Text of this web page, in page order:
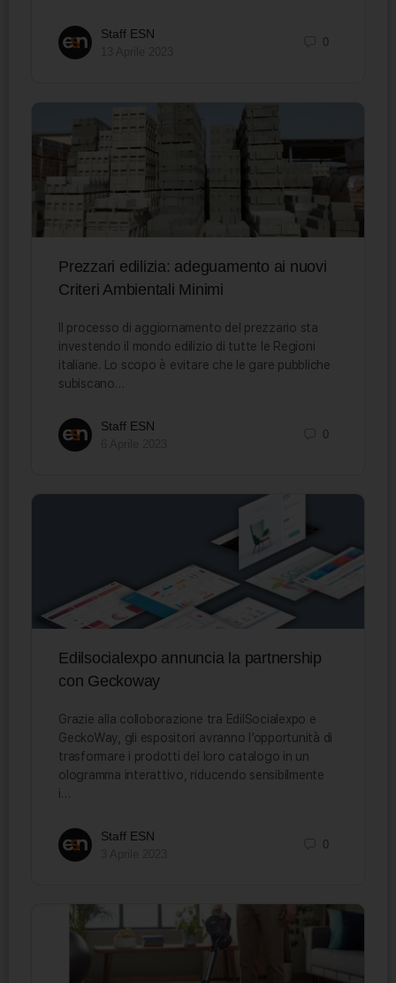
Staff ESN
0
Prezzari edilizia: adeguamento ai nuovi
Criteri Ambientali Minimi
Il processo di aggiornamento del prezzario sta
investendo il mondo edilizio di tutte le Regioni
italiane. Lo scopo è evitare che le gare pubbliche
subiscano…
Staff ESN
0
Edilsocialexpo annuncia la partnership
con Geckoway
Grazie alla colloborazione tra EdilSocialexpo e
GeckoWay, gli espositori avranno l’opportunità di
trasformare i prodotti del loro catalogo in un
ologramma interattivo, riducendo sensibilmente
i…
Staff ESN
0